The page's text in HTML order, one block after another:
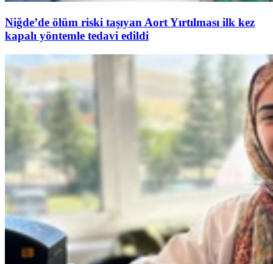
Niğde’de ölüm riski taşıyan Aort Yırtılması ilk kez
kapalı yöntemle tedavi edildi